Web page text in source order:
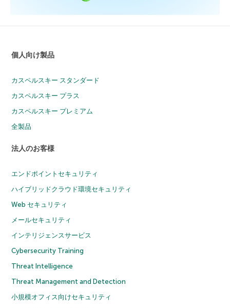
個人向け製品
カスペルスキー スタンダード
カスペルスキー プラス
カスペルスキー プレミアム
全製品
法人のお客様
エンドポイントセキュリティ
ハイブリッドクラウド環境セキュリティ
Web セキュリティ
メールセキュリティ
インテリジェンスサービス
Cybersecurity Training
Threat Intelligence
Threat Management and Detection
小規模オフィス向けセキュリティ